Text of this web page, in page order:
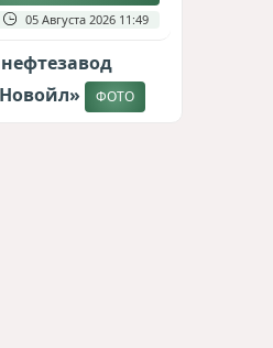
05 Августа 2026 11:49
ФОТО